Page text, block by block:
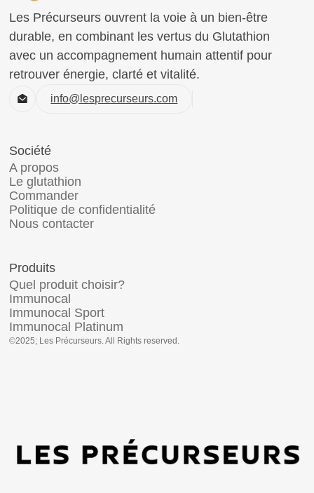
Les Précurseurs ouvrent la voie à un bien-être
durable, en combinant les vertus du Glutathion
avec un accompagnement humain attentif pour
retrouver énergie, clarté et vitalité.
info@lesprecurseurs.com
Société
A propos
Le glutathion
Commander
Politique de confidentialité
Nous contacter
Produits
Quel produit choisir?
Immunocal
Immunocal Sport
Immunocal Platinum
©2025; Les Précurseurs. All Rights reserved.